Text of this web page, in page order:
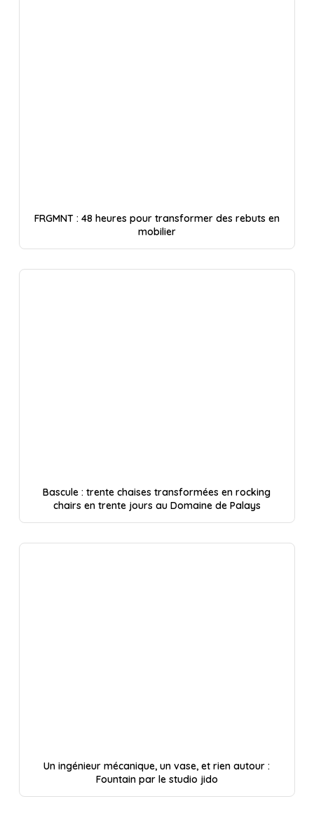
FRGMNT : 48 heures pour transformer des rebuts en
mobilier
Bascule : trente chaises transformées en rocking
chairs en trente jours au Domaine de Palays
Un ingénieur mécanique, un vase, et rien autour :
Fountain par le studio jido